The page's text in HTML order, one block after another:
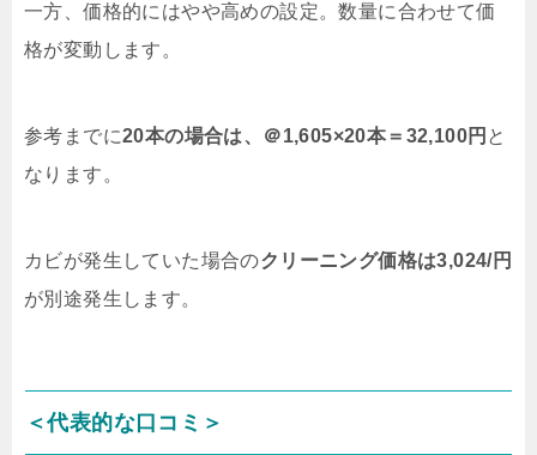
一方、価格的にはやや高めの設定。数量に合わせて価
格が変動します。
参考までに20本の場合は、＠1,605×20本＝32,100円 と
なります。
カビが発生していた場合のクリーニング価格は3,024/円
が別途発生します。
＜代表的な口コミ＞